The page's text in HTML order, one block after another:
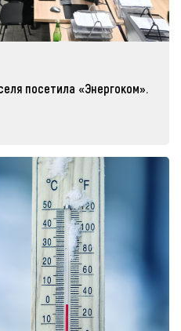
посетила «Энергоком».